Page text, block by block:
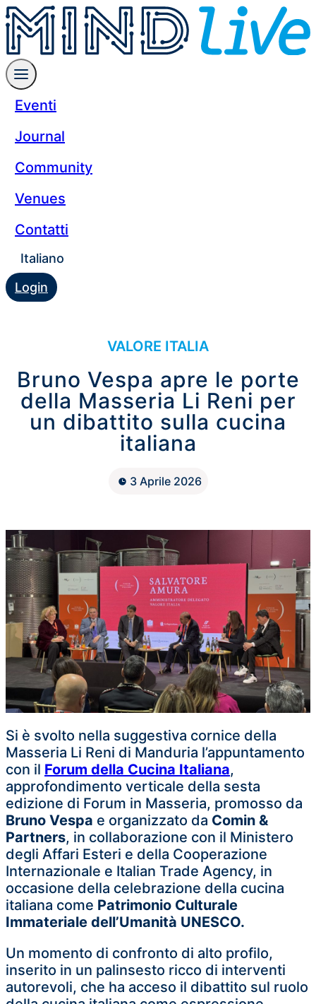
Eventi
Journal
Community
Venues
Contatti
Italiano
Login
VALORE ITALIA
Bruno Vespa apre le porte
della Masseria Li Reni per
un dibattito sulla cucina
italiana
3 Aprile 2026
Si è svolto nella suggestiva cornice della
Masseria Li Reni di Manduria l’appuntamento
con il Forum della Cucina Italiana,
approfondimento verticale della sesta
edizione di Forum in Masseria, promosso da
Bruno Vespa e organizzato da Comin &
Partners, in collaborazione con il Ministero
degli Affari Esteri e della Cooperazione
Internazionale e Italian Trade Agency, in
occasione della celebrazione della cucina
italiana come Patrimonio Culturale
Immateriale dell’Umanità UNESCO.
Un momento di confronto di alto profilo,
inserito in un palinsesto ricco di interventi
autorevoli, che ha acceso il dibattito sul ruolo